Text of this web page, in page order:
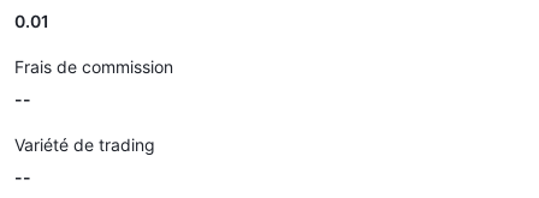
0.01
Frais de commission
--
Variété de trading
--